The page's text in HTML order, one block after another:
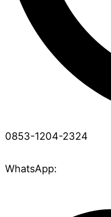
0853-1204-2324
WhatsApp: